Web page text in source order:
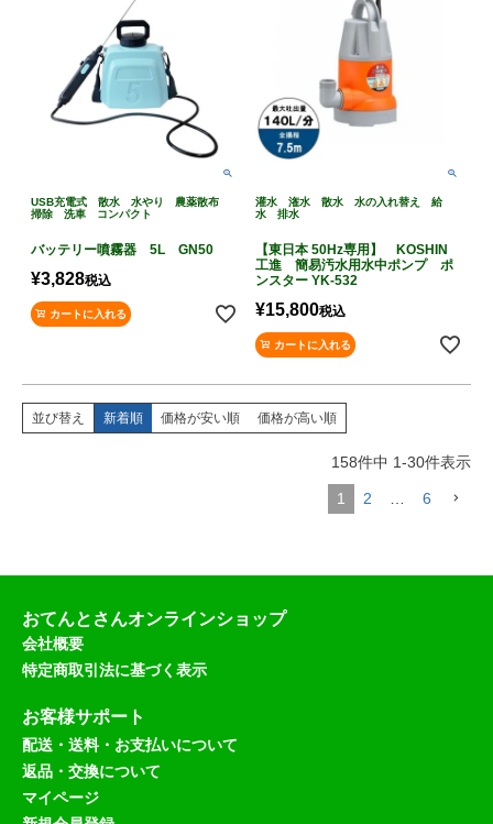
USB充電式 散水 水やり 農薬散布
掃除 洗車 コンパクト
バッテリー噴霧器 5L GN50
¥3,828税込
カートに入れる
灌水 潅水 散水 水の入れ替え 給
水 排水
【東日本 50Hz専用】 KOSHIN
工進 簡易汚水用水中ポンプ ポ
ンスター YK-532
¥15,800税込
カートに入れる
並び替え 新着順 価格が安い順 価格が高い順
158件中 1-30件表示
1 2 6
おてんとさんオンラインショップ
会社概要
特定商取引法に基づく表示
お客様サポート
配送・送料・お支払いについて
返品・交換について
マイページ